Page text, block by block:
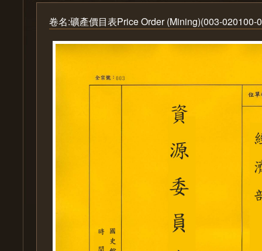
卷名:礦產價目表Price Order (Mining)(003-020100-